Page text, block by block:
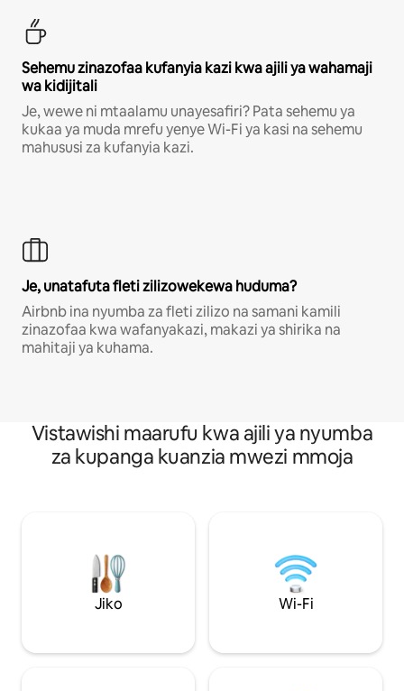
Sehemu zinazofaa kufanyia kazi kwa ajili ya wahamaji
wa kidijitali
Je, wewe ni mtaalamu unayesafiri? Pata sehemu ya
kukaa ya muda mrefu yenye Wi-Fi ya kasi na sehemu
mahususi za kufanyia kazi.
Je, unatafuta fleti zilizowekewa huduma?
Airbnb ina nyumba za fleti zilizo na samani kamili
zinazofaa kwa wafanyakazi, makazi ya shirika na
mahitaji ya kuhama.
Vistawishi maarufu kwa ajili ya nyumba
za kupanga kuanzia mwezi mmoja
Jiko Wi-Fi